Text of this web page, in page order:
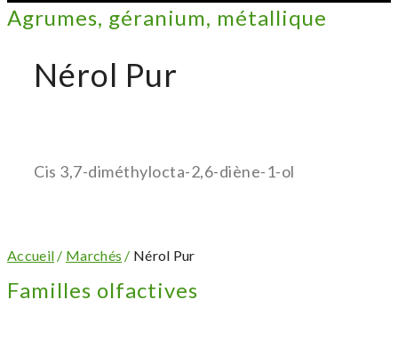
Agrumes, géranium, métallique
Nérol Pur
Cis 3,7-diméthylocta-2,6-diène-1-ol
Accueil / Marchés / Nérol Pur
Familles olfactives